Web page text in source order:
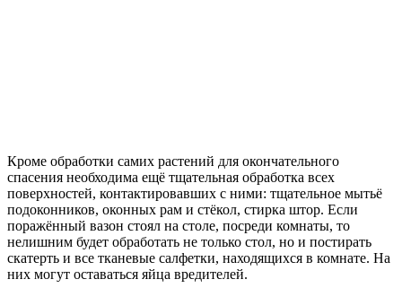
Кроме обработки самих растений для окончательного
спасения необходима ещё тщательная обработка всех
поверхностей, контактировавших с ними: тщательное мытьё
подоконников, оконных рам и стёкол, стирка штор. Если
поражённый вазон стоял на столе, посреди комнаты, то
нелишним будет обработать не только стол, но и постирать
скатерть и все тканевые салфетки, находящихся в комнате. На
них могут оставаться яйца вредителей.